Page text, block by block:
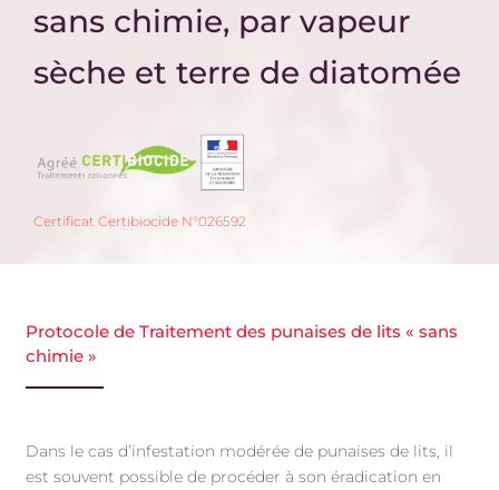
sans chimie, par vapeur
sèche et terre de diatomée
Certificat Certibiocide N°026592
Protocole de Traitement des punaises de lits « sans
chimie »
Dans le cas d’infestation modérée de punaises de lits, il
est souvent possible de procéder à son éradication en